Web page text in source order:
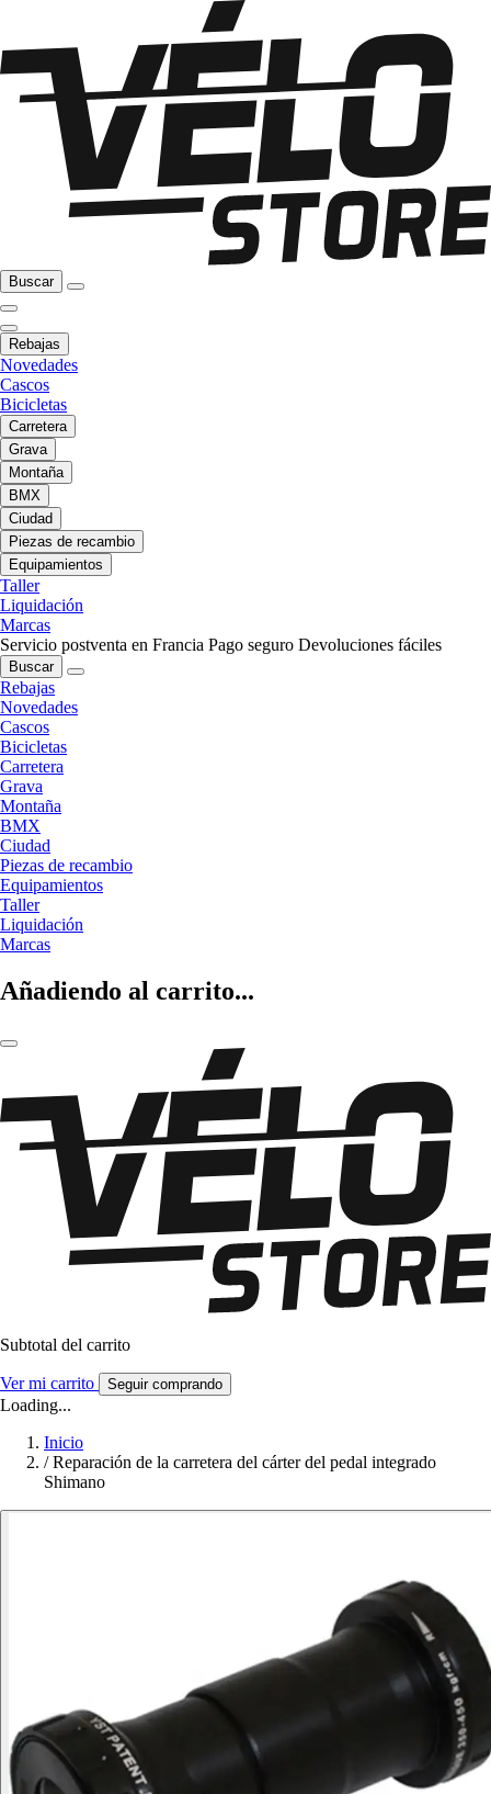
Buscar
Rebajas
Novedades
Cascos
Bicicletas
Carretera
Grava
Montaña
BMX
Ciudad
Piezas de recambio
Equipamientos
Taller
Liquidación
Marcas
Servicio postventa en Francia Pago seguro Devoluciones fáciles
Buscar
Rebajas
Novedades
Cascos
Bicicletas
Carretera
Grava
Montaña
BMX
Ciudad
Piezas de recambio
Equipamientos
Taller
Liquidación
Marcas
Añadiendo al carrito...
Subtotal del carrito
Ver mi carrito Seguir comprando
Loading...
Inicio
/ Reparación de la carretera del cárter del pedal integrado
Shimano